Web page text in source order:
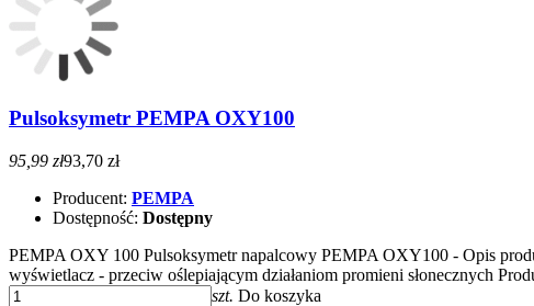
Pulsoksymetr PEMPA OXY100
95,99 zł93,70 zł
Producent: PEMPA
Dostępność: Dostępny
PEMPA OXY 100 Pulsoksymetr napalcowy PEMPA OXY100 - Opis
wyświetlacz - przeciw oślepiającym działaniom promieni słonecznych
szt. Do koszyka